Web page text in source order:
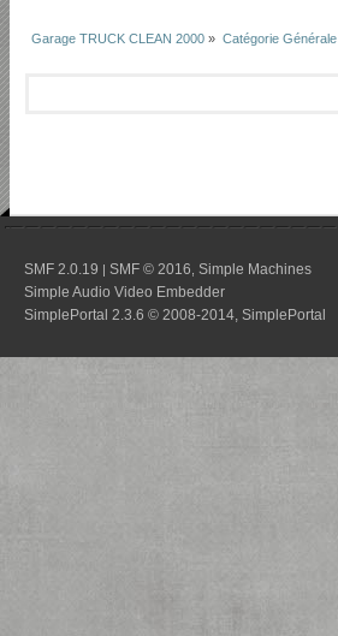
Garage TRUCK CLEAN 2000 » Catégorie Générale
SMF 2.0.19 | SMF © 2016 Simple Machines
Simple Audio Video Embedder
SimplePortal 2.3.6 © 2008-2014, SimplePortal